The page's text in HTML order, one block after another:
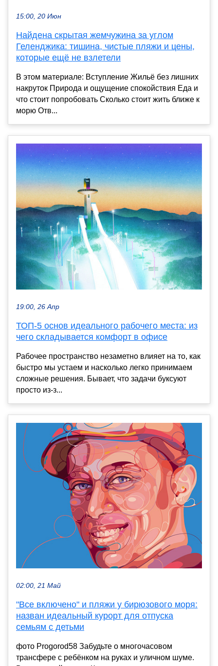
15:00, 20 Июн
Найдена скрытая жемчужина за углом
Геленджика: тишина, чистые пляжи и цены,
которые ещё не взлетели
В этом материале: Вступление Жильё без лишних
накруток Природа и ощущение спокойствия Еда и
что стоит попробовать Сколько стоит жить ближе к
морю Отв...
19:00, 26 Апр
ТОП-5 основ идеального рабочего места: из
чего складывается комфорт в офисе
Рабочее пространство незаметно влияет на то, как
быстро мы устаем и насколько легко принимаем
сложные решения. Бывает, что задачи буксуют
просто из-з...
02:00, 21 Май
"Все включено" и пляжи у бирюзового моря:
назван идеальный курорт для отпуска
семьям с детьми
фото Progorod58 Забудьте о многочасовом
трансфере с ребёнком на руках и уличном шуме.